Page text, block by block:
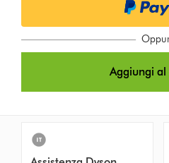
o
s
Aggiungi